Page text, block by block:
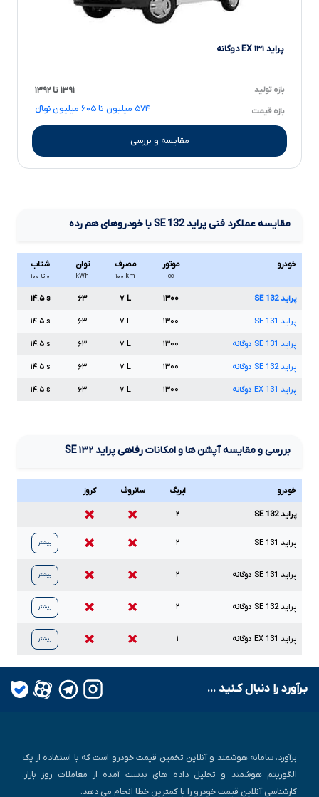
پراید ۱۳۱ EX دوگانه
بازه تولید ۱۳۹۱ تا ۱۳۹۲
بازه قیمت ۵۷۴ میلیون تا ۶۰۵ میلیون تومانءءء
مقایسه و بررسی
مقایسه عملکرد فنیپراید132
SEبا خودروهای هم رده
خودرو موتور
cc
مصرف
km ۱۰۰
توان
kWh
شتاب
۰ تا ۱۰۰
پراید132
SE ۱۳۰۰ L ۷ ۶۳ s ۱۴.۵
پراید 131
SE ۱۳۰۰ L ۷ ۶۳ s ۱۴.۵
پراید 131
SE دوگانه ۱۳۰۰ L ۷ ۶۳ s ۱۴.۵
پراید132
SE دوگانه ۱۳۰۰ L ۷ ۶۳ s ۱۴.۵
پراید 131
EX دوگانه ۱۳۰۰ L ۷ ۶۳ s ۱۴.۵
بررسی و مقایسه آپشن ها و امکانات رفاهی پراید۱۳۲ SE
خودرو ایربگ سانروف کروز
پراید 132 SE ۲
پراید 131
SE ۲ بیشتر
پراید 131
SE دوگانه ۲ بیشتر
پراید132
SE دوگانه ۲ بیشتر
پراید 131
EX دوگانه ۱ بیشتر
بـرآورد را دنبال کـنید ...
برآورد، سامانه هوشمند و آنلاین تخمین قیمت خودرو است که با استفاده از یک
الگوریتم هوشمند و تحلیل داده های بدست آمده از معاملات روز بازار،
کارشناسی آنلاین قیمت خودرو را با کمترین خطا انجام می دهد.